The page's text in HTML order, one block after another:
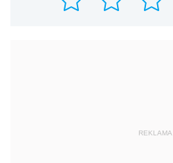
REKLAMA